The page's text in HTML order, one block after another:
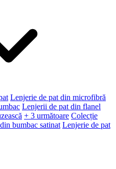
Lenjerie de pat din microfibră
Lenjerii de pat din flanel
+ 3 următoare Colecție
bumbac satinat Lenjerie de pat